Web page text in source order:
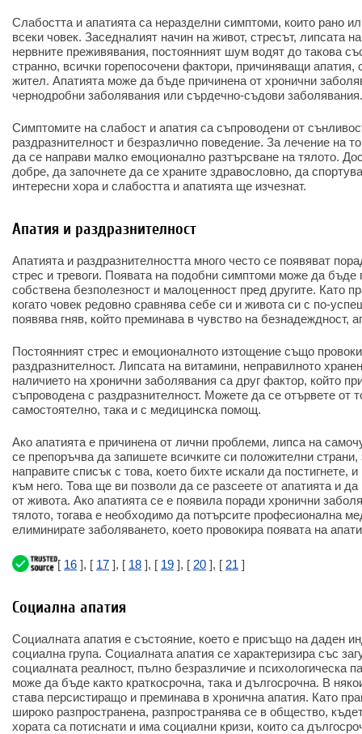
Слабостта и апатията са неразделни симптоми, които рано
всеки човек. Заседналият начин на живот, стресът, липсата
нервните преживявания, постоянният шум водят до такова
странно, всички горепосочени фактори, причиняващи апатия,
жител. Апатията може да бъде причинена от хронични
чернодробни заболявания или сърдечно-съдови заболявания.
Симптомите на слабост и апатия са съпроводени от
раздразнителност и безразлично поведение. За лечение на
да се направи малко емоционално разтърсване на тялото.
добре, да започнете да се храните здравословно, да
интересни хора и слабостта и апатията ще изчезнат.
Апатия и раздразнителност
Апатията и раздразнителността много често се появяват
стрес и тревоги. Появата на подобни симптоми може да бъде
собствена безполезност и малоценност пред другите. Като
когато човек редовно сравнява себе си и живота си с по-
появява гняв, който преминава в чувство на безнадеждност,
Постоянният стрес и емоционалното изтощение също
раздразнителност. Липсата на витамини, неправилното
наличието на хронични заболявания са друг фактор, който
съпроводена с раздразнителност. Можете да се отървете от
самостоятелно, така и с медицинска помощ.
Ако апатията е причинена от лични проблеми, липса на
се препоръчва да запишете всичките си положителни
направите списък с това, което бихте искали да постигнете,
към него. Това ще ви позволи да се разсеете от апатията и
от живота. Ако апатията се е появила поради хронични
тялото, тогава е необходимо да потърсите професионална
елиминирате заболяването, което провокира появата на
[ 16 ], [ 17 ], [ 18 ], [ 19 ], [ 20 ], [ 21 ]
Социална апатия
Социалната апатия е състояние, което е присъщо на даден
социална група. Социалната апатия се характеризира със
социалната реалност, пълно безразличие и психологическа
може да бъде както краткосрочна, така и дългосрочна. В
става персистиращо и преминава в хронична апатия. Като
широко разпространена, разпространява се в общество,
хората са потиснати и има социални кризи, които са